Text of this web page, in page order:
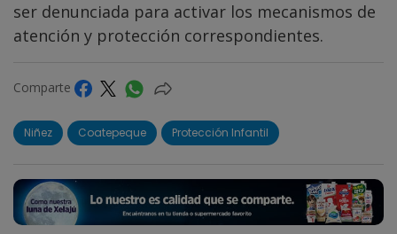
ser denunciada para activar los mecanismos de
atención y protección correspondientes.
Comparte
Niñez Coatepeque Protección Infantil